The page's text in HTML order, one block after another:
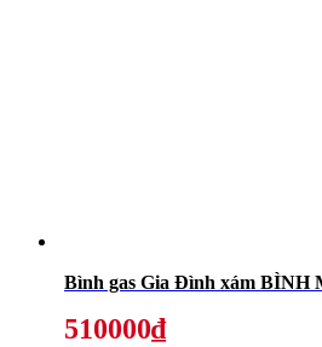
Bình gas Gia Đình xám BÌNH
510000₫